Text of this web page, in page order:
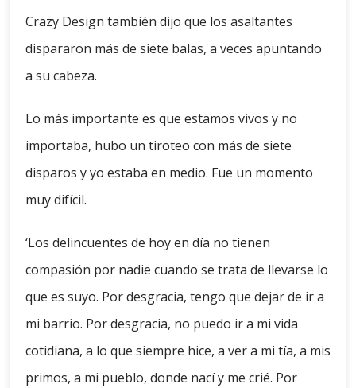
Crazy Design también dijo que los asaltantes
dispararon más de siete balas, a veces apuntando
a su cabeza.
Lo más importante es que estamos vivos y no
importaba, hubo un tiroteo con más de siete
disparos y yo estaba en medio. Fue un momento
muy difícil.
‘Los delincuentes de hoy en día no tienen
compasión por nadie cuando se trata de llevarse lo
que es suyo. Por desgracia, tengo que dejar de ir a
mi barrio. Por desgracia, no puedo ir a mi vida
cotidiana, a lo que siempre hice, a ver a mi tía, a mis
primos, a mi pueblo, donde nací y me crié. Por